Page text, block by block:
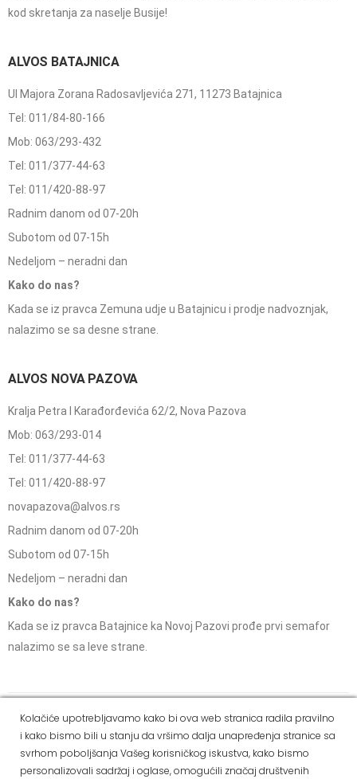
kod skretanja za naselje Busije!
ALVOS BATAJNICA
Ul Majora Zorana Radosavljevića 271, 11273 Batajnica
Tel: 011/84-80-166
Mob: 063/293-432
Tel: 011/377-44-63
Tel: 011/420-88-97
Radnim danom od 07-20h
Subotom od 07-15h
Nedeljom – neradni dan
Kako do nas?
Kada se iz pravca Zemuna udje u Batajnicu i prodje nadvoznjak,
nalazimo se sa desne strane.
ALVOS NOVA PAZOVA
Kralja Petra I Karađorđevića 62/2, Nova Pazova
Mob: 063/293-014
Tel: 011/377-44-63
Tel: 011/420-88-97
novapazova@alvos.rs
Radnim danom od 07-20h
Subotom od 07-15h
Nedeljom – neradni dan
Kako do nas?
Kada se iz pravca Batajnice ka Novoj Pazovi prođe prvi semafor
nalazimo se sa leve strane.
Dostava i
način
Politika
privatnosti
Kako
kupiti
Reklamacije i pravo
na odustajanje
Social Media
Kolačiće upotrebljavamo kako bi ova web stranica radila pravilno
i kako bismo bili u stanju da vršimo dalja unapređenja stranice sa
svrhom poboljšanja Vašeg korisničkog iskustva, kako bismo
personalizovali sadržaj i oglase, omogućili značaj društvenih